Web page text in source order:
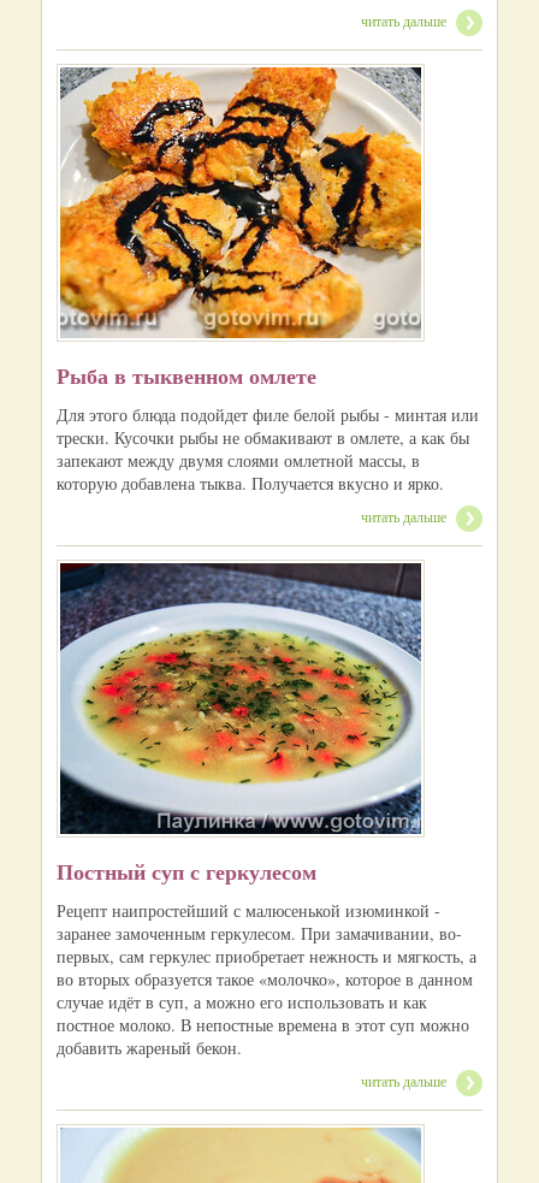
читать дальше
Рыба в тыквенном омлете
Для этого блюда подойдет филе белой рыбы - минтая или
трески. Кусочки рыбы не обмакивают в омлете, а как бы
запекают между двумя слоями омлетной массы, в
которую добавлена тыква. Получается вкусно и ярко.
читать дальше
Постный суп с геркулесом
Рецепт наипростейший с малюсенькой изюминкой -
заранее замоченным геркулесом. При замачивании, во-
первых, сам геркулес приобретает нежность и мягкость, а
во вторых образуется такое «молочко», которое в данном
случае идёт в суп, а можно его использовать и как
постное молоко. В непостные времена в этот суп можно
добавить жареный бекон.
читать дальше